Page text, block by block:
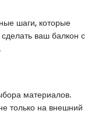
шаги, которые
ваш балкон с
материалов.
только на внешний